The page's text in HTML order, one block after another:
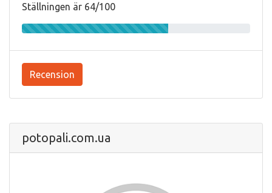
Ställningen är 64/100
Recension
potopali.com.ua